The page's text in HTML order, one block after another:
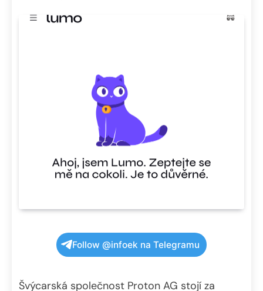
Follow @infoek na Telegramu
Švýcarská společnost Proton AG stojí za